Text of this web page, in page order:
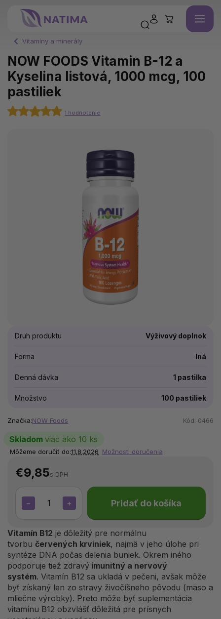
Vitamíny a minerály
NOW FOODS Vitamin B-12 a
Kyselina listová, 1000 mcg, 100
pastiliek
1 hodnotenie
€9,85s DPH
+
− Pridať do košíka
Vitamín B12 je dôležitý pre normálnu
tvorbu červených krviniek, najmä v jeho úlohe pri
syntéze DNA počas delenia buniek. Okrem iného
podporuje tiež zdravý imunitný a nervový
systém. Vitamín B12 sa ukladá v pečeni, avšak môže
byť získaný len zo stravy živočíšneho pôvodu (mäso a
mliečne výrobky). Preto môže byť suplementácia
vitamínu B12 obzvlášť dôležitá pre prísnych
Značka:NOW Foods Kód: 0466
Druh produktu Výživový doplnok
Forma Iná
Denná dávka 1 pastilka
Množstvo 100 pastiliek
Skladom viac ako 10 ks
Môžeme doručiť do:11.8.2026 Možnosti doručenia